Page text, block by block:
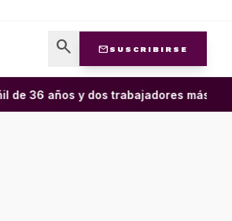
search mail SUSCRIBIRSE
36 años y dos trabajadores más